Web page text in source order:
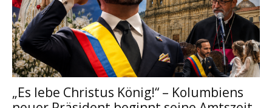
„Es lebe Christus König!“ – Kolumbiens